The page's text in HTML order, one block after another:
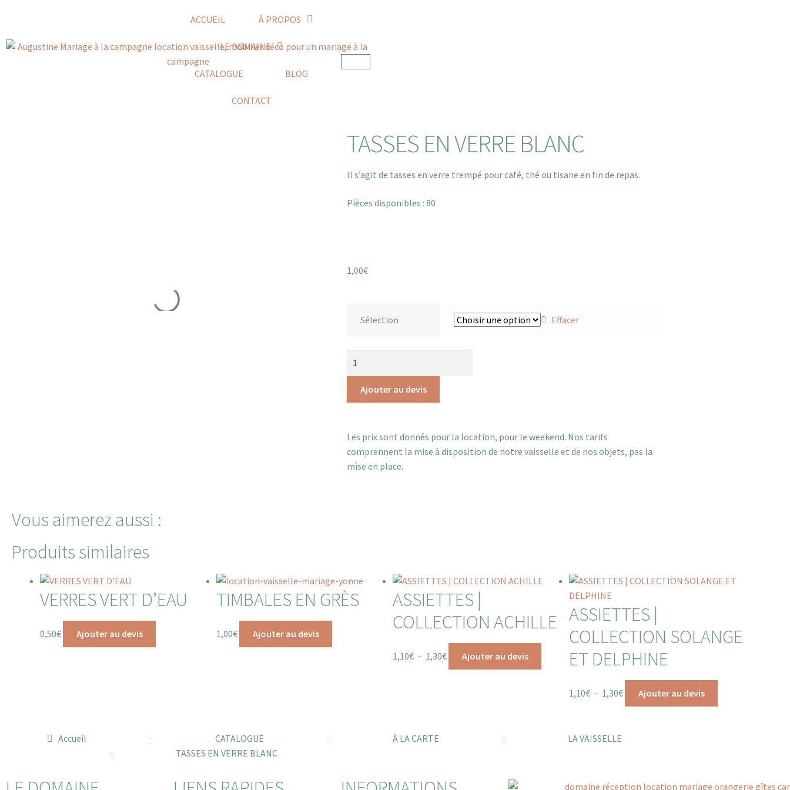
ACCUEIL À PROPOS
LE DOMAINE
CATALOGUE BLOG
CONTACT
TASSES EN VERRE BLANC
Il s’agit de tasses en verre trempé pour café, thé ou tisane en fin de repas.
Pièces disponibles : 80
1,00€
Sélection Effacer
Ajouter au devis
Les prix sont donnés pour la location, pour le weekend. Nos tarifs
comprennent la mise à disposition de notre vaisselle et de nos objets, pas la
mise en place.
Vous aimerez aussi :
Produits similaires
VERRES VERT D’EAU
0,50€ Ajouter au devis
TIMBALES EN GRÈS
1,00€ Ajouter au devis
ASSIETTES |
COLLECTION ACHILLE
1,10€ – 1,30€ Ajouter au devis
ASSIETTES |
COLLECTION SOLANGE
ET DELPHINE
1,10€ – 1,30€ Ajouter au devis
Accueil CATALOGUE À LA CARTE
LA VAISSELLE
TASSES EN VERRE BLANC